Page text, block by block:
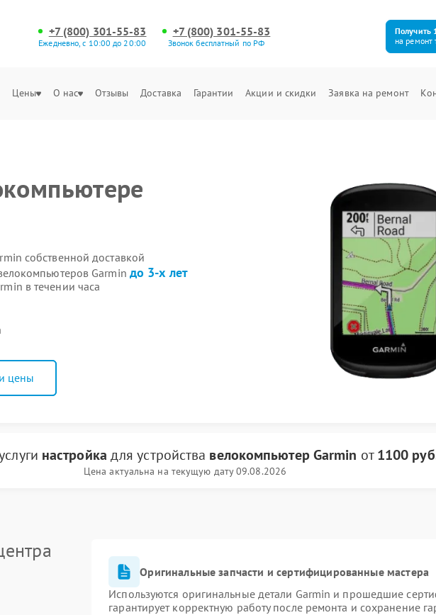
+7 (800) 301-55-83
Ежедневно, с 10:00 до 20:00
+7 (800) 301-55-83
Звонок бесплатный по РФ
Получить
на ремонт
Цены О нас Отзывы Доставка Гарантии Акции и скидки Заявка на ремонт
собственной доставкой
Garmin до 3-х лет
в течении часа
цены
настройка для устройства велокомпьютер Garmin от1100
Цена актуальна на текущую дату 09.08.2026
Оригинальные запчасти и сертифицированные мастера
Используются оригинальные детали Garmin и прошедшие
гарантирует корректную работу после ремонта и сохранение